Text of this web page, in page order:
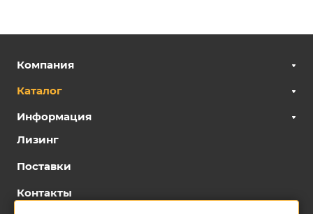
Компания
Каталог
Информация
Лизинг
Поставки
Контакты